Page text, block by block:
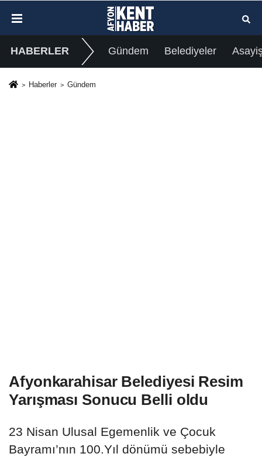
HABERLER Gündem Belediyeler
Haberler Gündem
Afyonkarahisar Belediyesi Resim
Yarışması Sonucu Belli oldu
23 Nisan Ulusal Egemenlik ve Çocuk
Bayramı’nın 100.Yıl dönümü sebebiyle